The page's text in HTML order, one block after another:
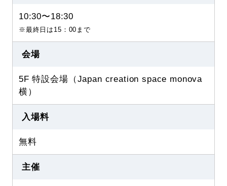
10:30〜18:30
※最終日は15：00まで
会場
5F 特設会場（Japan creation space monova
横）
入場料
無料
主催